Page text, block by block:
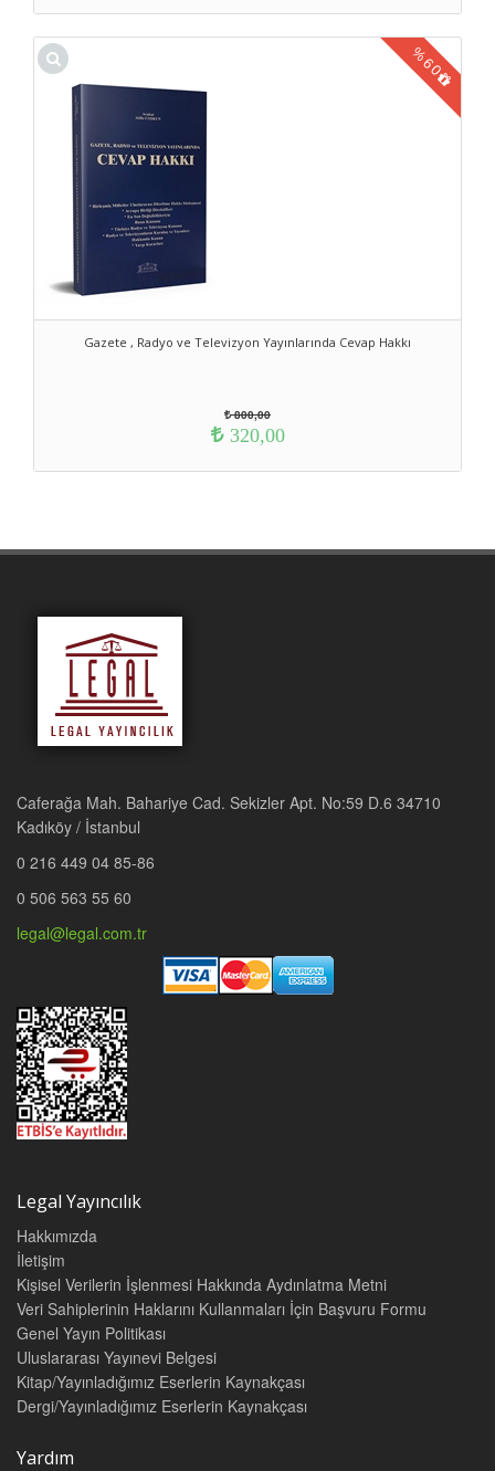
Gazete , Radyo ve Televizyon Yayınlarında Cevap Hakkı
%
60
800,00
320,00
Caferağa Mah. Bahariye Cad. Sekizler Apt. No:59 D.6 34710
Kadıköy / İstanbul
0 216 449 04 85-86
0 506 563 55 60
legal@legal.com.tr
Legal Yayıncılık
Hakkımızda
İletişim
Kişisel Verilerin İşlenmesi Hakkında Aydınlatma Metni
Veri Sahiplerinin Haklarını Kullanmaları İçin Başvuru Formu
Genel Yayın Politikası
Uluslararası Yayınevi Belgesi
Kitap/Yayınladığımız Eserlerin Kaynakçası
Dergi/Yayınladığımız Eserlerin Kaynakçası
Yardım